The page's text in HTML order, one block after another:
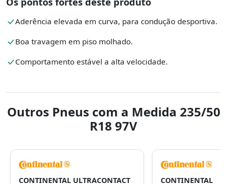
Aderência elevada em curva, para condução desportiva.
Boa travagem em piso molhado.
Comportamento estável a alta velocidade.
Outros Pneus com a Medida 235/50
R18 97V
CONTINENTAL ULTRACONTACT
CONTINENTAL